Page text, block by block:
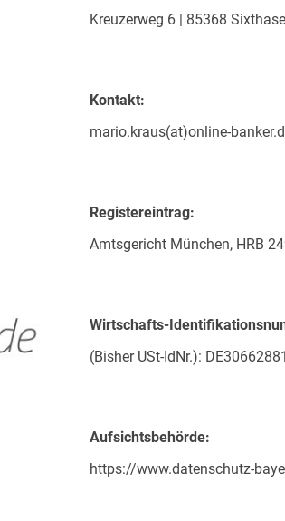
Kreuzerweg 6 | 85368
Kontakt:
mario.kraus(at)online-
Registereintrag:
Amtsgericht München, HRB
Wirtschafts-
(Bisher USt-IdNr.):
Aufsichtsbehörde:
https://www.datenschutz-